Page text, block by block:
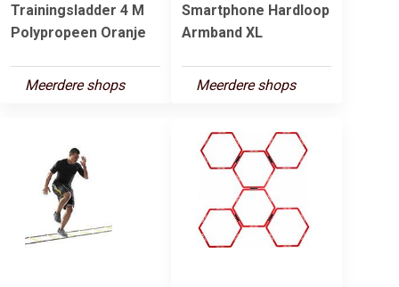
Trainingsladder 4 M
Polypropeen Oranje
Meerdere shops
Smartphone Hardloop
Armband XL
Meerdere shops